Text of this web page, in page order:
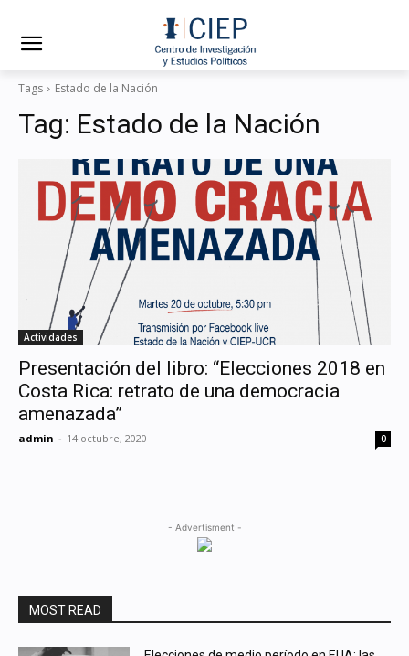
Tags Estado de la Nación
Tag: Estado de la Nación
Actividades
Presentación del libro: “Elecciones 2018 en
Costa Rica: retrato de una democracia
amenazada”
admin - 14 octubre, 2020 0
- Advertisment -
MOST READ